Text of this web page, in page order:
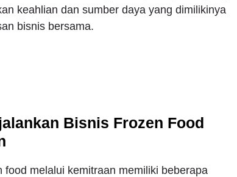
keahlian dan sumber daya yang dimilikinya
bisnis bersama.
Bisnis Frozen Food
food melalui kemitraan memiliki beberapa